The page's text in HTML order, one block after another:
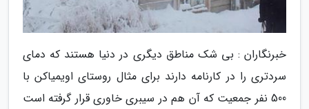
خبرنگاران : بی شک مناطق دیگری در دنیا هستند که دمای
سردتری را در کارنامه دارند برای مثال روستای اویمیاکن با
500 نفر جمعیت که آن هم در سیبری خاوری قرار گرفته است